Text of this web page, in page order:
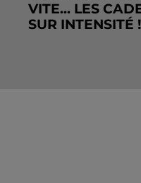
VITE... LES
SUR INTENSITÉ